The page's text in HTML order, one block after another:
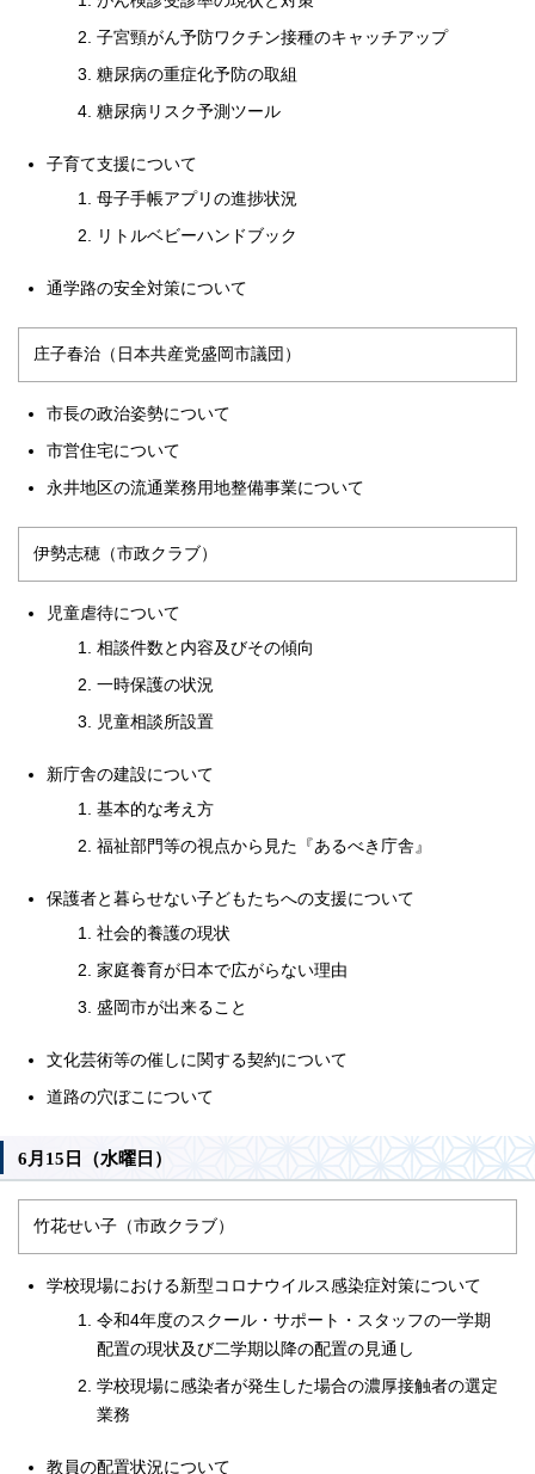
子宮頸がん予防ワクチン接種のキャッチアップ
糖尿病の重症化予防の取組
糖尿病リスク予測ツール
子育て支援について
母子手帳アプリの進捗状況
リトルベビーハンドブック
通学路の安全対策について
庄子春治（日本共産党盛岡市議団）
市長の政治姿勢について
市営住宅について
永井地区の流通業務用地整備事業について
伊勢志穂（市政クラブ）
児童虐待について
相談件数と内容及びその傾向
一時保護の状況
児童相談所設置
新庁舎の建設について
基本的な考え方
福祉部門等の視点から見た『あるべき庁舎』
保護者と暮らせない子どもたちへの支援について
社会的養護の現状
家庭養育が日本で広がらない理由
盛岡市が出来ること
文化芸術等の催しに関する契約について
道路の穴ぼこについて
6月15日（水曜日）
竹花せい子（市政クラブ）
学校現場における新型コロナウイルス感染症対策について
令和4年度のスクール・サポート・スタッフの一学期
配置の現状及び二学期以降の配置の見通し
学校現場に感染者が発生した場合の濃厚接触者の選定
業務
教員の配置状況について